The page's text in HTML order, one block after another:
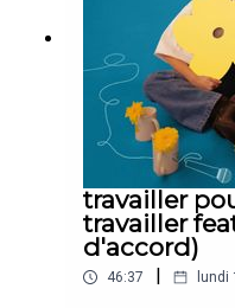
travailler
travailler
d'accord)
46:37 lundi